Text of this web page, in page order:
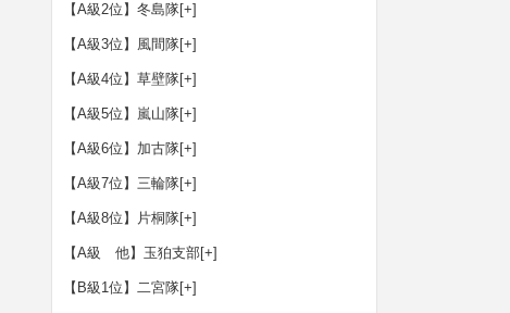
【A級2位】冬島隊[+]
【A級3位】風間隊[+]
【A級4位】草壁隊[+]
【A級5位】嵐山隊[+]
【A級6位】加古隊[+]
【A級7位】三輪隊[+]
【A級8位】片桐隊[+]
【A級 他】玉狛支部[+]
【B級1位】二宮隊[+]